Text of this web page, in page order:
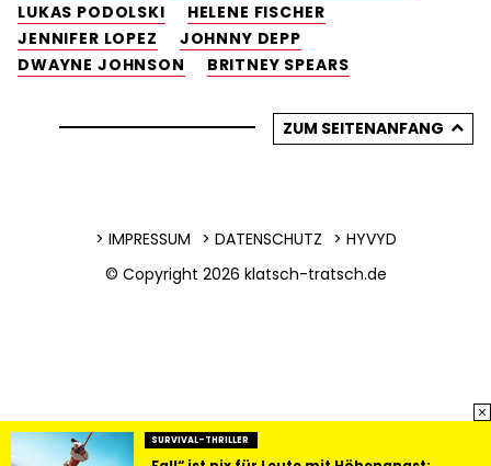
LUKAS PODOLSKI
HELENE FISCHER
JENNIFER LOPEZ
JOHNNY DEPP
DWAYNE JOHNSON
BRITNEY SPEARS
ZUM SEITENANFANG
IMPRESSUM DATENSCHUTZ
HYVYD
© Copyright 2026 klatsch-tratsch.de
SURVIVAL-THRILLER